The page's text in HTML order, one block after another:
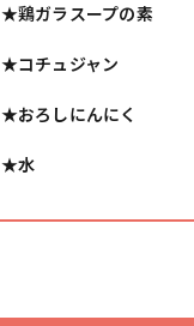
★鶏ガラスープの素
★コチュジャン
★おろしにんにく
★水